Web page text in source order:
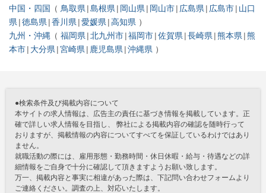
中国・四国
鳥取県 島根県 岡山県 岡山市 広島県 広島市 山口
県 徳島県 香川県 愛媛県 高知県
九州・沖縄
福岡県 北九州市 福岡市 佐賀県 長崎県 熊本県 熊
本市 大分県 宮崎県 鹿児島県 沖縄県
●検索条件及び掲載内容について
本サイトの求人情報は、広告主の責任に基づき情報を掲載しています。正
確で詳しい求人情報を目指し、 弊社による掲載内容の確認を随時行って
おりますが、掲載情報の内容についてすべてを保証しているわけではあり
ません。
就職活動の際には、雇用形態・勤務時間・休日休暇・給与・待遇などの詳
細情報をご自身で十分に確認して頂きますようお願い致します。
万一、掲載内容と事実に相違があった際は、下記問い合わせフォームより
ご連絡ください。調査の上、対応いたします。